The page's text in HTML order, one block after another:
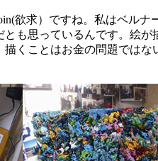
欲求）ですね。私はベル
も思っているんです。絵
くことはお金の問題では